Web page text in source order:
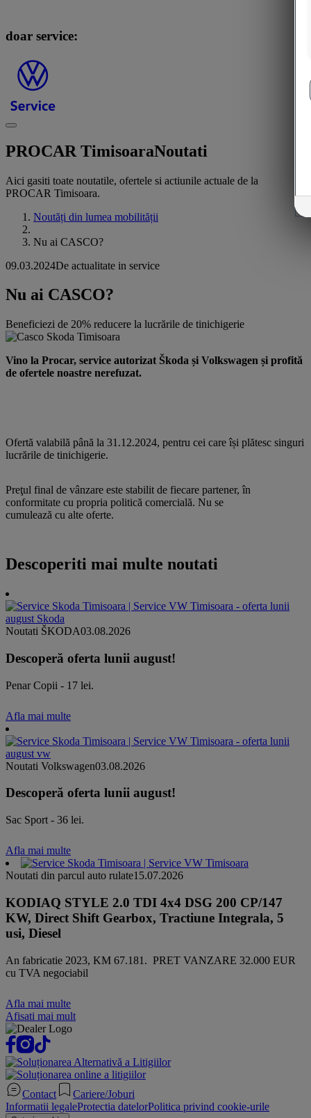
doar service:
PROCAR TimisoaraNoutati
Aici gasiti toate noutatile, ofertele si actiunile actuale de la
PROCAR Timisoara.
Noutăți din lumea mobilității
Nu ai CASCO?
09.03.2024De actualitate in service
Nu ai CASCO?
Beneficiezi de 20% reducere la lucrările de tinichigerie
Vino la Procar, service autorizat Škoda și Volkswagen și profită
de ofertele noastre nerefuzat.
Ofertă valabilă până la 31.12.2024, pentru cei care își plătesc singuri
lucrările de tinichigerie.
Preţul final de vânzare este stabilit de fiecare partener, în
conformitate cu propria politică comercială. Nu se
cumulează cu alte oferte.
Descoperiti mai multe noutati
Noutati ŠKODA03.08.2026
Descoperă oferta lunii august!
Penar Copii - 17 lei.
Afla mai multe
Noutati Volkswagen03.08.2026
Descoperă oferta lunii august!
Sac Sport - 36 lei.
Afla mai multe
Noutati din parcul auto rulate15.07.2026
KODIAQ STYLE 2.0 TDI 4x4 DSG 200 CP/147
KW, Direct Shift Gearbox, Tractiune Integrala, 5
usi, Diesel
An fabricatie 2023, KM 67.181. PRET VANZARE 32.000 EUR
cu TVA negociabil
Afla mai multe
Afisati mai mult
Contact
Cariere/Joburi
Informatii legaleProtectia datelorPolitica privind cookie-urile